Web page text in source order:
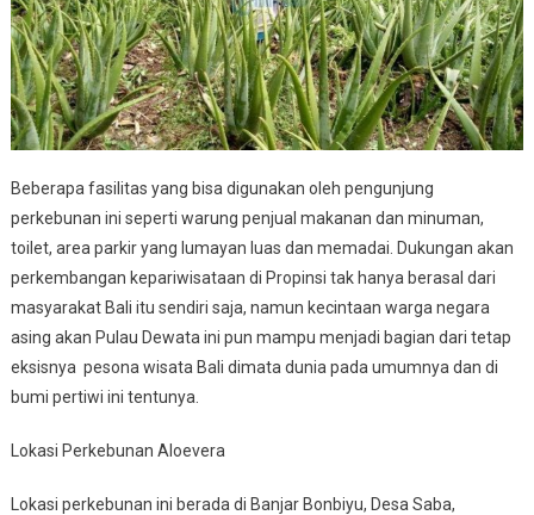
Beberapa fasilitas yang bisa digunakan oleh pengunjung
perkebunan ini seperti warung penjual makanan dan minuman,
toilet, area parkir yang lumayan luas dan memadai. Dukungan akan
perkembangan kepariwisataan di Propinsi tak hanya berasal dari
masyarakat Bali itu sendiri saja, namun kecintaan warga negara
asing akan Pulau Dewata ini pun mampu menjadi bagian dari tetap
eksisnya pesona wisata Bali dimata dunia pada umumnya dan di
bumi pertiwi ini tentunya.
Lokasi Perkebunan Aloevera
Lokasi perkebunan ini berada di Banjar Bonbiyu, Desa Saba,